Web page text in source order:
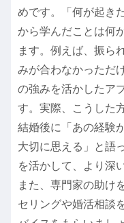
めです。「何が起き
から学んだことは何
ます。例えば、振ら
みが合わなかっただ
の強みを活かしたア
す。実際、こうした
結婚後に「あの経験
大切に思える」と語
を活かして、より深
また、専門家の助け
セリングや婚活相談